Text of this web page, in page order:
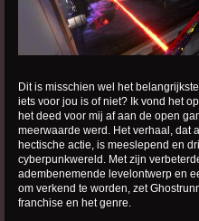
Dit is misschien wel het
iets voor jou is of niet? Ik vond het
het deed voor mij af aan de open
meerwaarde werd. Het verhaal, dat
hectische actie, is meeslepend en
cyberpunkwereld. Met zijn
adembenemende levelontwerp en
om verkend te worden, zet
franchise en het genre.